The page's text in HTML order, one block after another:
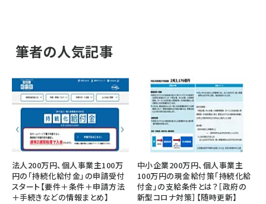
筆者の人気記事
法人200万円、個人事業主100万
円の「持続化給付金」の申請受付
スタート【要件＋条件＋申請方法
＋手続きなどの情報まとめ】
中小企業200万円、個人事業主
100万円の現金給付策「持続化給
付金」の支給条件とは？［政府の
新型コロナ対策］【随時更新】